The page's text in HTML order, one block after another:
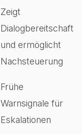
Zeigt
Dialogbereitschaft
und ermöglicht
Nachsteuerung
Frühe
Warnsignale für
Eskalationen